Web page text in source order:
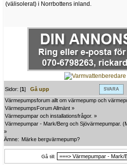
(välisolerat) i Norrbottens inland.
SVARA
Sidor: [1]Gå upp
Värmepumpsforum allt om värmepump och
VärmepumpsForum Allmänt »
Värmepumpar och installationsfrågor. »
Värmepumpar - Mark/Berg och Sjövärmepumpar.
»
Ämne: Märke bergvärmepump?
Gå till: